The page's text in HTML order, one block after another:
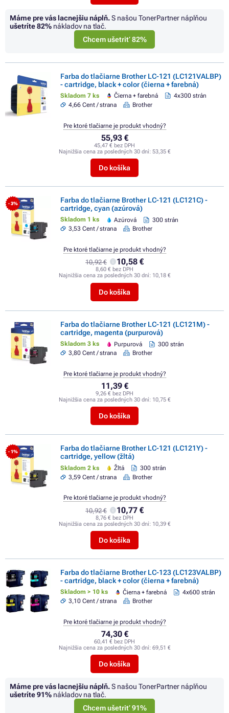
Máme pre vás lacnejšiu náplň.S našou TonerPartner náplňou
ušetríte82% nákladov na tlač.
Chcem ušetriť 82%
Farba do tlačiarne Brother LC-121 (LC121VALBP)
- cartridge, black + color (čierna + farebná)
Skladom 7 ks Čierna + farebná
4x300 strán
4,66 Cent / strana
Brother
55,93 €
45,47 € bez DPH
Najnižšia cena za posledných 30 dní: 53,35 €
Do košíka
Pre ktoré tlačiarne je produkt vhodný?
- 3%
Farba do tlačiarne Brother LC-121 (LC121C) -
cartridge, cyan (azúrová)
Skladom 1 ks Azúrová
300 strán
3,53 Cent / strana
Brother
10,92 € 10,58 €
8,60 € bez DPH
Najnižšia cena za posledných 30 dní: 10,18 €
Do košíka
Pre ktoré tlačiarne je produkt vhodný?
Farba do tlačiarne Brother LC-121 (LC121M) -
cartridge, magenta (purpurová)
Skladom 3 ks Purpurová
300 strán
3,80 Cent / strana
Brother
11,39 €
9,26 € bez DPH
Najnižšia cena za posledných 30 dní: 10,75 €
Do košíka
Pre ktoré tlačiarne je produkt vhodný?
- 1%
Farba do tlačiarne Brother LC-121 (LC121Y) -
cartridge, yellow (žltá)
Skladom 2 ks Žltá
300 strán
3,59 Cent / strana
Brother
10,92 € 10,77 €
8,76 € bez DPH
Najnižšia cena za posledných 30 dní: 10,39 €
Do košíka
Pre ktoré tlačiarne je produkt vhodný?
Farba do tlačiarne Brother LC-123 (LC123VALBP)
- cartridge, black + color (čierna + farebná)
Skladom > 10 ks Čierna + farebná
4x600 strán
3,10 Cent / strana
Brother
74,30 €
60,41 € bez DPH
Najnižšia cena za posledných 30 dní: 69,51 €
Do košíka
Pre ktoré tlačiarne je produkt vhodný?
Máme pre vás lacnejšiu náplň.S našou TonerPartner náplňou
ušetríte91% nákladov na tlač.
Chcem ušetriť 91%